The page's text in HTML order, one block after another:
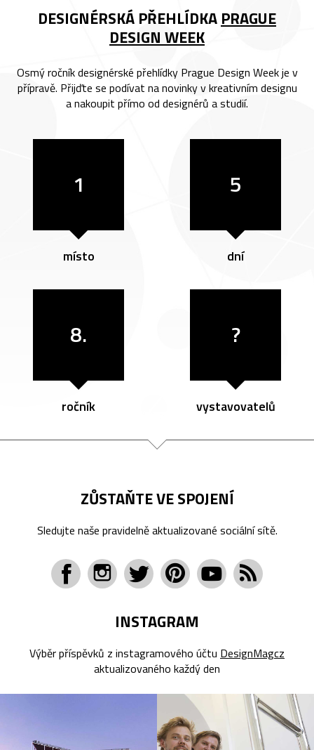
DESIGNÉRSKÁ PŘEHLÍDKA PRAGUE
DESIGN WEEK
Osmý ročník designérské přehlídky Prague Design Week je v
přípravě. Přijďte se podívat na novinky v kreativním designu
a nakoupit přímo od designérů a studií.
1
místo
5
dní
8.
ročník
?
vystavovatelů
ZŮSTAŇTE VE SPOJENÍ
Sledujte naše pravidelně aktualizované sociální sítě.
INSTAGRAM
Výběr příspěvků z instagramového účtu DesignMagcz
aktualizovaného každý den